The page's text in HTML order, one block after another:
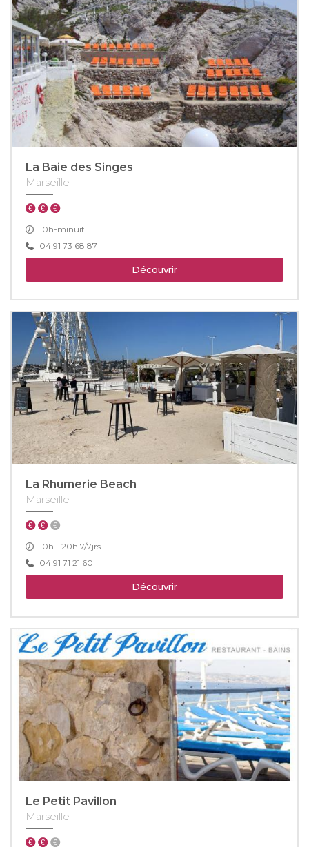
La Baie des Singes
Marseille
10h-minuit
04 91 73 68 87
Découvrir
La Rhumerie Beach
Marseille
10h - 20h 7/7jrs
04 91 71 21 60
Découvrir
Le Petit Pavillon
Marseille